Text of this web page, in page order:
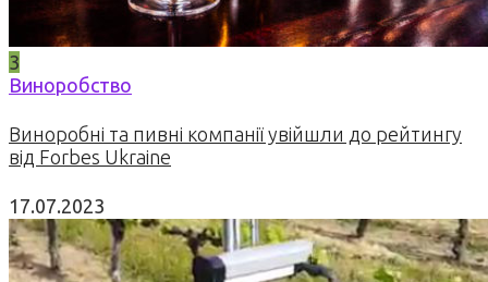
3
Виноробство
Виноробні та пивні компанії увійшли до рейтингу
від Forbes Ukraine
17.07.2023